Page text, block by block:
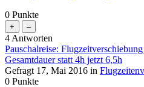
0 Punkte
4 Antworten
Pauschalreise:
Gesamtdauer statt 4h jetzt 6,5h
Gefragt 17, Mai 2016 in
0 Punkte